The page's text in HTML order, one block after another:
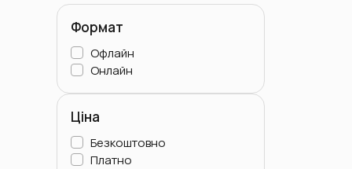
AI для керівника та власника
бізнесу: як «ші для бізнесу»
допомагає управляти
результатом
Для керівників
Особисті асистенти та
Для усіх
Формат
Офлайн
Онлайн
Ціна
Безкоштовно
Платно